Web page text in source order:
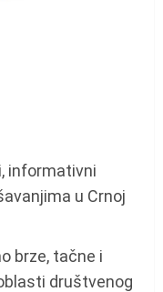
informativni
u Crnoj
brze, tačne i
društvenog